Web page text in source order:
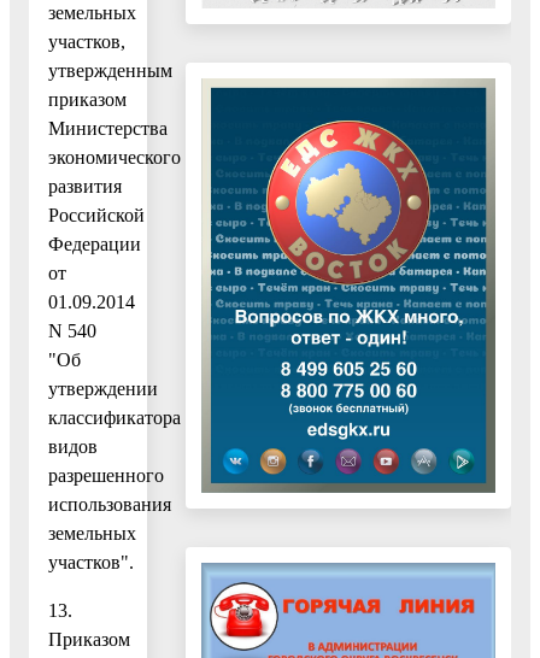
земельных
участков,
утвержденным
приказом
Министерства
экономического
развития
Российской
Федерации
от
01.09.2014
N 540
"Об
утверждении
классификатора
видов
разрешенного
использования
земельных
участков".
13.
Приказом